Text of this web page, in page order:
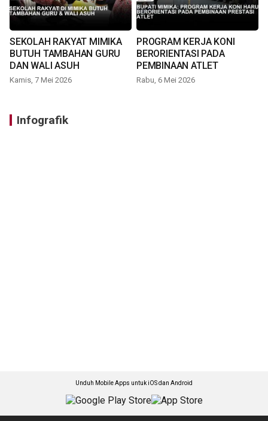
SEKOLAH RAKYAT MIMIKA
BUTUH TAMBAHAN GURU
DAN WALI ASUH
Kamis, 7 Mei 2026
PROGRAM KERJA KONI
BERORIENTASI PADA
PEMBINAAN ATLET
Rabu, 6 Mei 2026
Infografik
Unduh Mobile Apps untuk iOS dan Android